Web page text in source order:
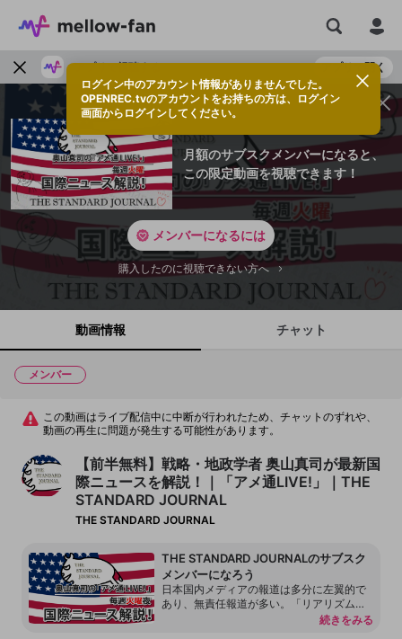
アプリで視聴する アプリで開く
月額のサブスクメンバーになると、
この限定動画を視聴できます！
メンバーになるには
購入したのに視聴できない方へ
動画情報 チャット
メンバー
この動画はライブ配信中に中断が行われたため、チャットのずれや、
動画の再生に問題が発生する可能性があります。
【前半無料】戦略・地政学者 奥山真司が最新国
際ニュースを解説！｜「アメ通LIVE!」｜THE
STANDARD JOURNAL
THE STANDARD JOURNAL
THE STANDARD JOURNALのサブスク
メンバーになろう
日本国内メディアの報道は多分に左翼的で
あり、無責任報道が多い。「リアリズム」
的視点から、欧米の英字新聞・雑誌ニュー
続きをみる
ログイン中のアカウント情報がありませんでした。
OPENREC.tvのアカウントをお持ちの方は、ログイン
画面からログインしてください。